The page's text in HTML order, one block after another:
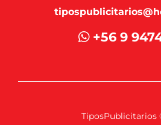
+56 9 9474
TiposPublicitarios